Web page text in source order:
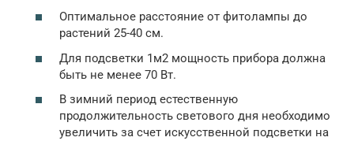
Оптимальное расстояние от фитолампы до
растений 25-40 см.
Для подсветки 1м2 мощность прибора должна
быть не менее 70 Вт.
В зимний период естественную
продолжительность светового дня необходимо
увеличить за счет искусственной подсветки на